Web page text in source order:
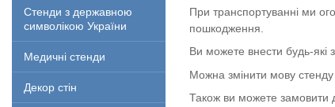
Стенди з державною
символікою України
Медичні стенди
Декор стін
При транспортуванні ми
пошкодження.
Ви можете внести будь-які
Можна змінити мову стенду
Також ви можете замовити